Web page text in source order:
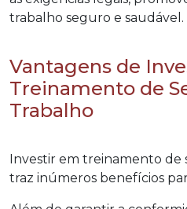
trabalho seguro e saudável.
Vantagens de
Treinamento de
Trabalho
Investir em treinamento
traz inúmeros benefícios